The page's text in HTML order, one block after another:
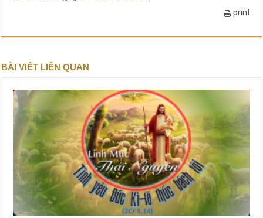
print
BÀI VIẾT LIÊN QUAN